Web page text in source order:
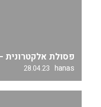
פסולת אלקטרונית
hanas
28.04.23